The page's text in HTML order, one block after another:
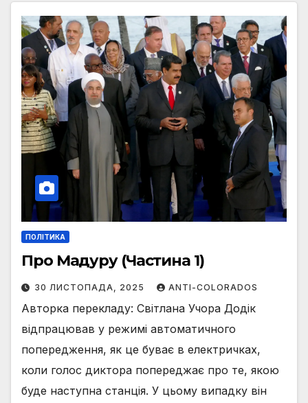
ПОЛІТИКА
Про Мадуру (Частина 1)
30 ЛИСТОПАДА, 2025 ANTI-COLORADOS
Авторка перекладу: Світлана Учора Додік
відпрацював у режимі автоматичного
попередження, як це буває в електричках,
коли голос диктора попереджає про те, якою
буде наступна станція. У цьому випадку він